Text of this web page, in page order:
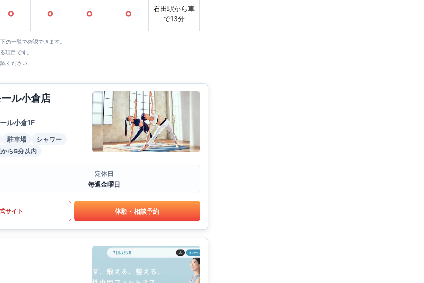
○ ○ ○ ○
石田駅から車
で13分
の一覧で確認できます。
項目です。
ください。
ル小倉店
ル小倉1F
駐車場
シャワー
ら5分以内
定休日
毎週金曜日
サイト 体験・相談予約